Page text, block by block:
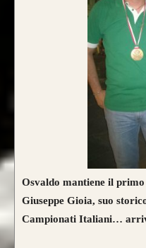
Caratteristica che
modello sono le
Tasso, Osage o
composta da4
Osvaldo mantiene il
Giuseppe Gioia, suo
Campionati Italiani…